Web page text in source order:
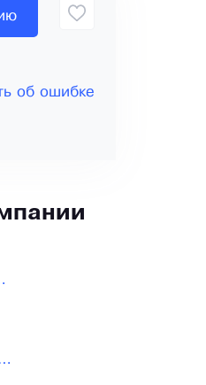
об ошибке
na-zakaz.ru/